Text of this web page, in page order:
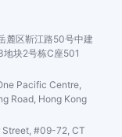
麓区靳江路50号中建
地块2号栋C座501
Pacific Centre,
Road, Hong Kong
Street, #09-72, CT